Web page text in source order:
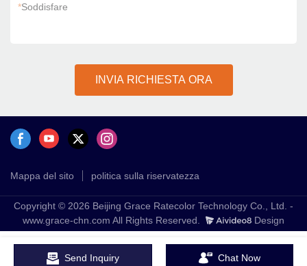
*Soddisfare
INVIA RICHIESTA ORA
Mappa del sito politica sulla riservatezza
Copyright © 2026 Beijing Grace Ratecolor Technology Co., Ltd. -
www.grace-chn.com All Rights Reserved.
Design
Send Inquiry Chat Now